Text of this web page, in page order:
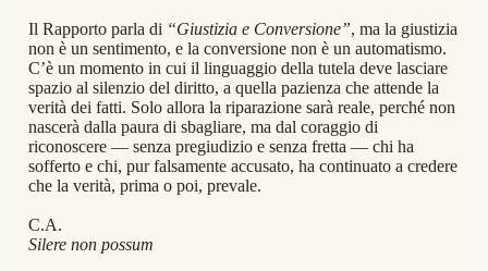
Il Rapporto parla di “Giustizia e Conversione”, ma la giustizia
non è un sentimento, e la conversione non è un automatismo.
C’è un momento in cui il linguaggio della tutela deve lasciare
spazio al silenzio del diritto, a quella pazienza che attende la
verità dei fatti. Solo allora la riparazione sarà reale, perché non
nascerà dalla paura di sbagliare, ma dal coraggio di
riconoscere — senza pregiudizio e senza fretta — chi ha
sofferto e chi, pur falsamente accusato, ha continuato a credere
che la verità, prima o poi, prevale.
C.A.
Silere non possum